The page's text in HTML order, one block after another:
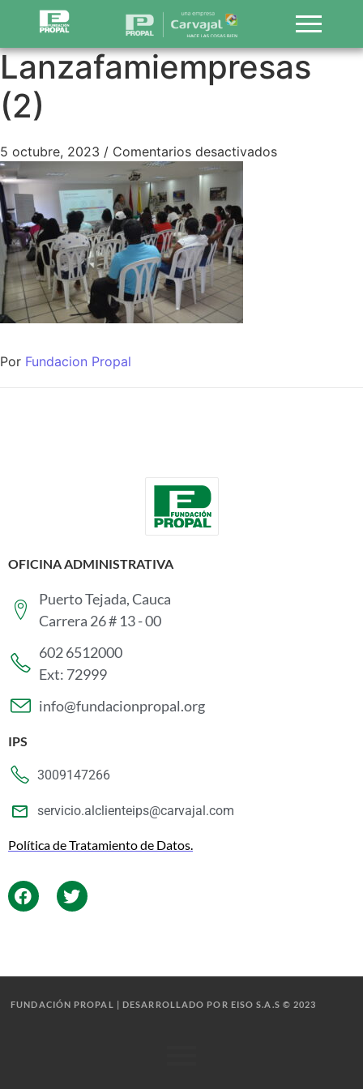
Lanzafamiempresas
(2)
5 octubre, 2023 / Comentarios desactivados
Por Fundacion Propal
OFICINA ADMINISTRATIVA
Puerto Tejada, Cauca
Carrera 26 # 13 - 00
602 6512000
Ext: 72999
info@fundacionpropal.org
IPS
3009147266
servicio.alclienteips@carvajal.com
Política de Tratamiento de Datos.
FUNDACIÓN PROPAL | DESARROLLADO POR EISO S.A.S © 2023